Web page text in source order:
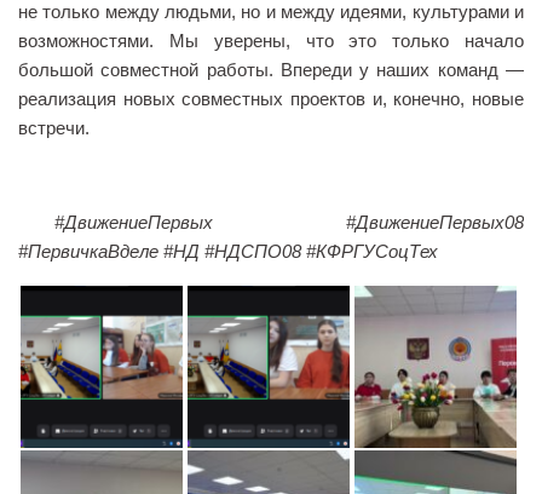
Студенческий совет
Студенческое научное общество
Социальная поддержка студентов
Электронное обучение и дистанционные
образовательные технологии
Демонстрационный экзамен
Родителям
Образовательный кредит
КФ РГУ СоцТех
не только между людьми, но и между идеями, культурами и
возможностями. Мы уверены, что это только начало
большой совместной работы. Впереди у наших команд —
реализация новых совместных проектов и, конечно, новые
встречи.
#ДвижениеПервых #ДвижениеПервых08
#ПервичкаВделе #НД #НДСПО08 #КФРГУСоцТех